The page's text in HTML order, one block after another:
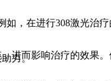
，在进行308激光治
进而影响治疗的效果
力。